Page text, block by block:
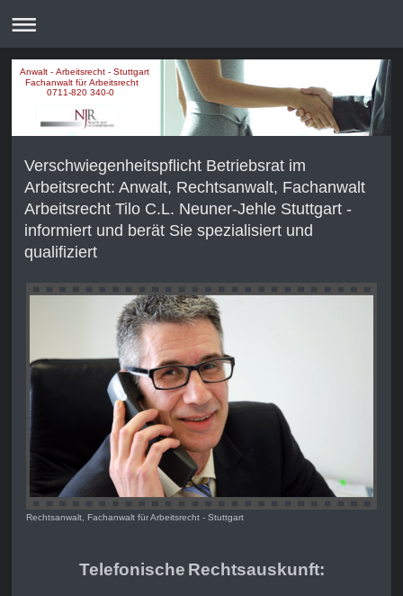
Anwalt - Arbeitsrecht - Stuttgart
Fachanwalt für Arbeitsrecht
0711-820 340-0
Verschwiegenheitspflicht Betriebsrat im
Arbeitsrecht: Anwalt, Rechtsanwalt, Fachanwalt
Arbeitsrecht Tilo C.L. Neuner-Jehle Stuttgart -
informiert und berät Sie spezialisiert und
qualifiziert
Rechtsanwalt, Fachanwalt für Arbeitsrecht - Stuttgart
Telefonische Rechtsauskunft: